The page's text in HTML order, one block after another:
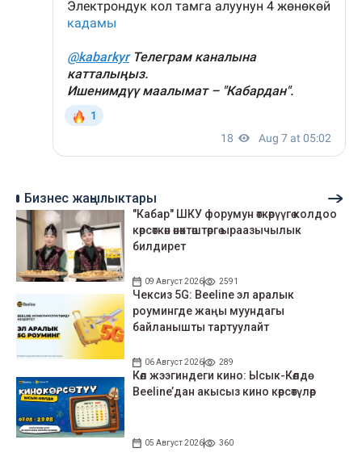
Бизнес жаңылыктары
"Кабар" ШКУ форумун өткөрүүгө колдоо
көрсөткөн өнөктөштөргө ыраазычылык
билдирет
09 Август 2026 2591
Чексиз 5G: Beeline эл аралык
роумингде жаңы муундагы
байланышты тартуулайт
06 Август 2026 289
Көл жээгиндеги кино: Ысык-Көлдө
Beeline’дан акысыз кино көрсөтүлөр
05 Август 2026 360